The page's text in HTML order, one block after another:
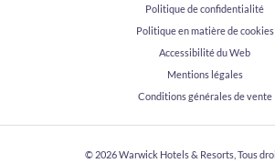
Politique de confidentialité
Politique en matière de cookies
Accessibilité du Web
Mentions légales
Conditions générales de vente
© 2026Warwick Hotels & Resorts, Tous